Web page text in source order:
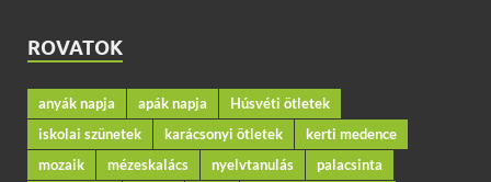
ROVATOK
anyák napja apák napja
Húsvéti ötletek
iskolai szünetek
karácsonyi ötletek
kerti medence
mozaik
mézeskalács nyelvtanulás
palacsinta